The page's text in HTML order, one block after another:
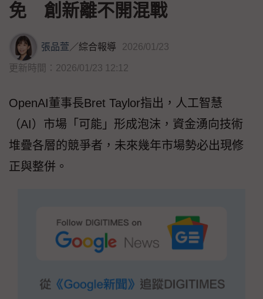
免 創新離不開混戰
張品萱／綜合報導 2026/01/23
更新時間：2026/01/23 12:12
OpenAI董事長Bret Taylor指出，人工智慧
（AI）市場「可能」形成泡沫，資金湧向技術
堆疊各層的競爭者，未來幾年市場勢必出現修
正與整併。